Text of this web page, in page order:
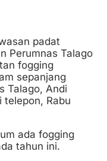
padat
Perumnas Talago
fogging
sepanjang
Talago, Andi
telepon, Rabu
ada fogging
tahun ini.